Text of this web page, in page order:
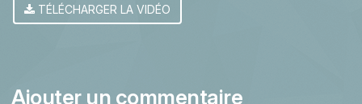
TÉLÉCHARGER LA VIDÉO
Ajouter un commentaire